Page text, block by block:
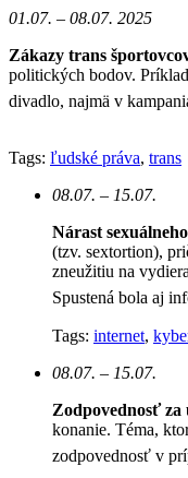
01.07. – 08.07. 2025
Zákazy trans
politických bodov.
divadlo, najmä v
Tags: ľudské práva, trans
08.07. – 15.07.
Nárast
(tzv. sextortion),
zneužitiu na
Spustená bola aj
Tags: internet,
08.07. – 15.07.
Zodpovednosť za
konanie. Téma,
zodpovednosť v